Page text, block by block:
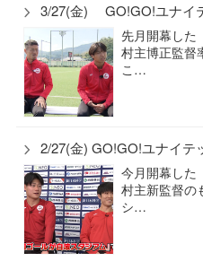
3/27(金) GO!GO!ユナイ
先月開幕した
村主博正監督
こ…
2/27(金) GO!GO!ユナイテ
今月開幕した
村主新監督の
シ…